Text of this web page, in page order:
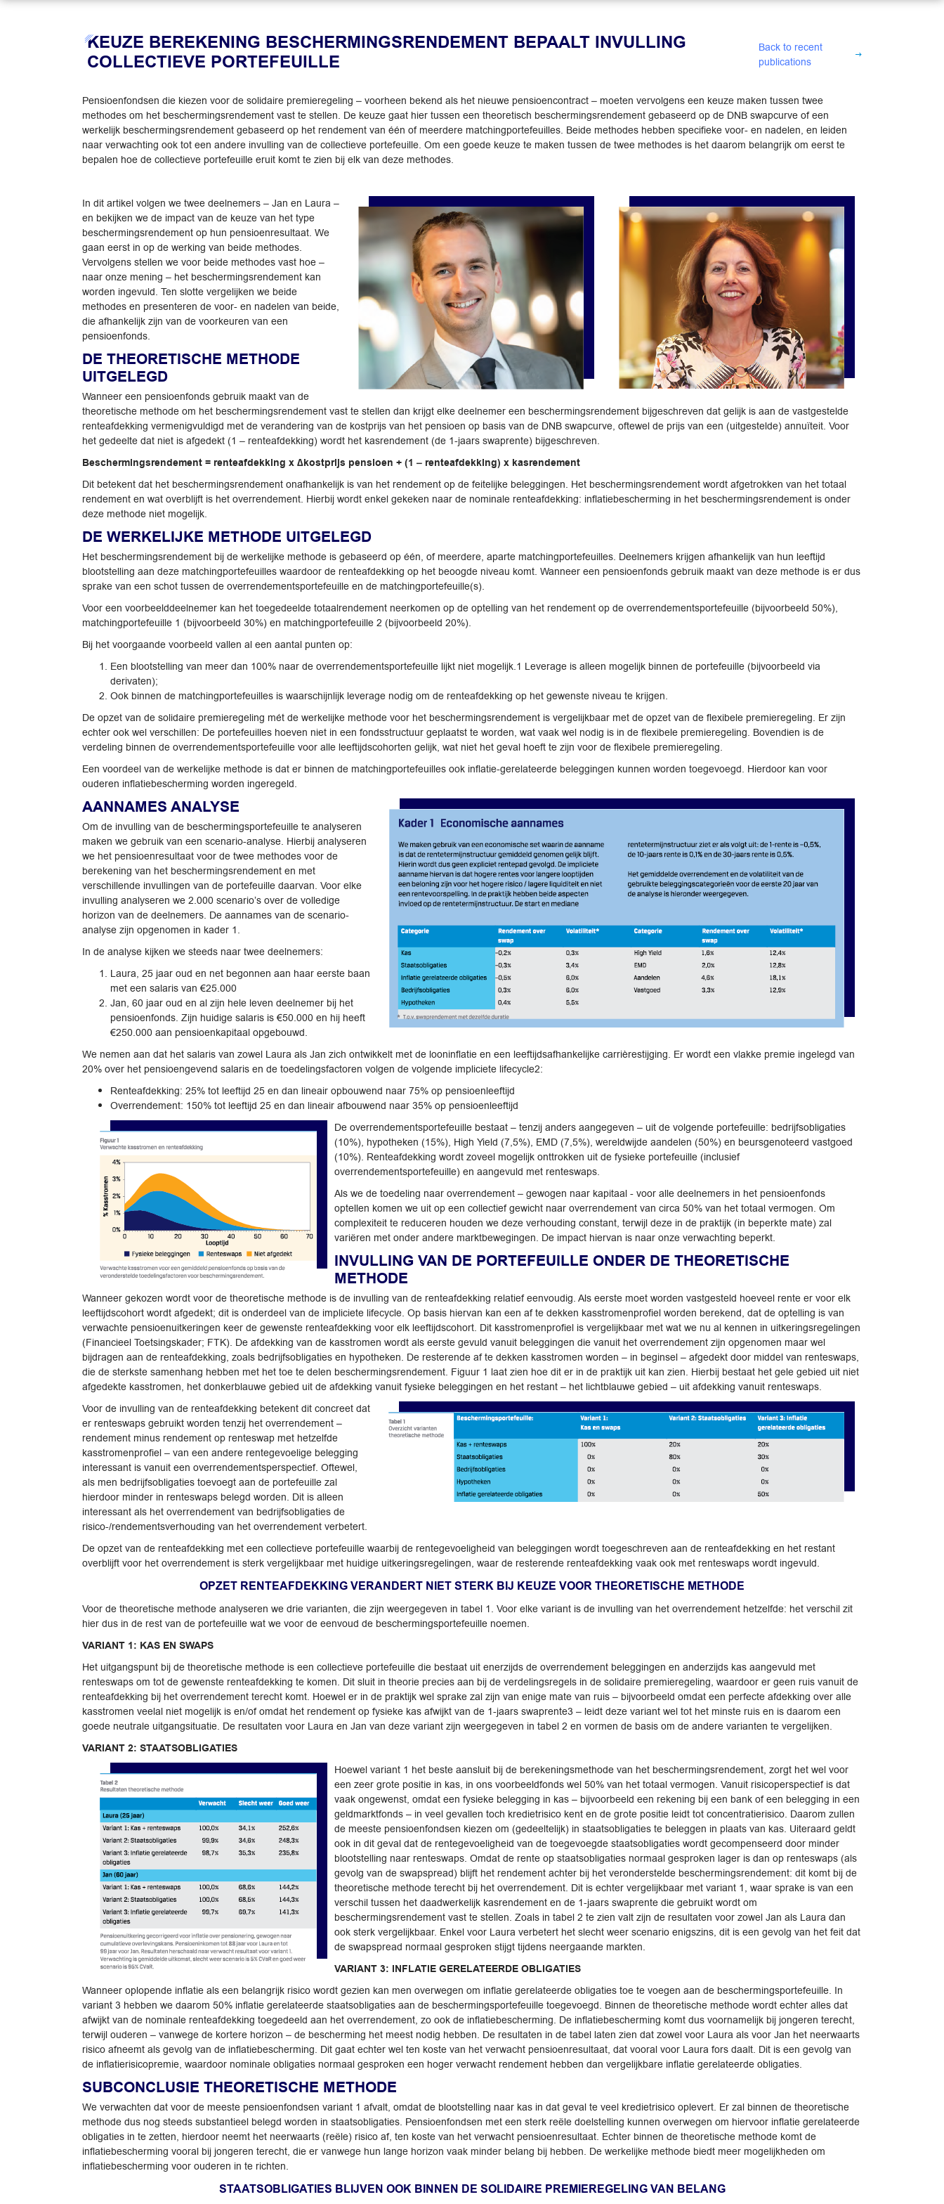
KEUZE BEREKENING BESCHERMINGSRENDEMENT BEPAALT INVULLING
COLLECTIEVE PORTEFEUILLE
Back to recent
publications
Pensioenfondsen die kiezen voor de solidaire premieregeling – voorheen bekend als het nieuwe pensioencontract – moeten vervolgens een keuze maken tussen twee
methodes om het beschermingsrendement vast te stellen. De keuze gaat hier tussen een theoretisch beschermingsrendement gebaseerd op de DNB swapcurve of een
werkelijk beschermingsrendement gebaseerd op het rendement van één of meerdere matchingportefeuilles. Beide methodes hebben specifieke voor- en nadelen, en leiden
naar verwachting ook tot een andere invulling van de collectieve portefeuille. Om een goede keuze te maken tussen de twee methodes is het daarom belangrijk om eerst te
bepalen hoe de collectieve portefeuille eruit komt te zien bij elk van deze methodes.
In dit artikel volgen we twee deelnemers – Jan en Laura –
en bekijken we de impact van de keuze van het type
beschermingsrendement op hun pensioenresultaat. We
gaan eerst in op de werking van beide methodes.
Vervolgens stellen we voor beide methodes vast hoe –
naar onze mening – het beschermingsrendement kan
worden ingevuld. Ten slotte vergelijken we beide
methodes en presenteren de voor- en nadelen van beide,
die afhankelijk zijn van de voorkeuren van een
pensioenfonds.
DE THEORETISCHE METHODE
UITGELEGD
Wanneer een pensioenfonds gebruik maakt van de
theoretische methode om het beschermingsrendement vast te stellen dan krijgt elke deelnemer een beschermingsrendement bijgeschreven dat gelijk is aan de vastgestelde
renteafdekking vermenigvuldigd met de verandering van de kostprijs van het pensioen op basis van de DNB swapcurve, oftewel de prijs van een (uitgestelde) annuïteit. Voor
het gedeelte dat niet is afgedekt (1 – renteafdekking) wordt het kasrendement (de 1-jaars swaprente) bijgeschreven.
Beschermingsrendement = renteafdekking x ∆kostprijs pensioen + (1 – renteafdekking) x kasrendement
Dit betekent dat het beschermingsrendement onafhankelijk is van het rendement op de feitelijke beleggingen. Het beschermingsrendement wordt afgetrokken van het totaal
rendement en wat overblijft is het overrendement. Hierbij wordt enkel gekeken naar de nominale renteafdekking: inflatiebescherming in het beschermingsrendement is onder
deze methode niet mogelijk.
DE WERKELIJKE METHODE UITGELEGD
Het beschermingsrendement bij de werkelijke methode is gebaseerd op één, of meerdere, aparte matchingportefeuilles. Deelnemers krijgen afhankelijk van hun leeftijd
blootstelling aan deze matchingportefeuilles waardoor de renteafdekking op het beoogde niveau komt. Wanneer een pensioenfonds gebruik maakt van deze methode is er dus
sprake van een schot tussen de overrendementsportefeuille en de matchingportefeuille(s).
Voor een voorbeelddeelnemer kan het toegedeelde totaalrendement neerkomen op de optelling van het rendement op de overrendementsportefeuille (bijvoorbeeld 50%),
matchingportefeuille 1 (bijvoorbeeld 30%) en matchingportefeuille 2 (bijvoorbeeld 20%).
Bij het voorgaande voorbeeld vallen al een aantal punten op:
Een blootstelling van meer dan 100% naar de overrendementsportefeuille lijkt niet mogelijk.1 Leverage is alleen mogelijk binnen de portefeuille (bijvoorbeeld via
derivaten);
Ook binnen de matchingportefeuilles is waarschijnlijk leverage nodig om de renteafdekking op het gewenste niveau te krijgen.
De opzet van de solidaire premieregeling mét de werkelijke methode voor het beschermingsrendement is vergelijkbaar met de opzet van de flexibele premieregeling. Er zijn
echter ook wel verschillen: De portefeuilles hoeven niet in een fondsstructuur geplaatst te worden, wat vaak wel nodig is in de flexibele premieregeling. Bovendien is de
verdeling binnen de overrendementsportefeuille voor alle leeftijdscohorten gelijk, wat niet het geval hoeft te zijn voor de flexibele premieregeling.
Een voordeel van de werkelijke methode is dat er binnen de matchingportefeuilles ook inflatie-gerelateerde beleggingen kunnen worden toegevoegd. Hierdoor kan voor
ouderen inflatiebescherming worden ingeregeld.
AANNAMES ANALYSE
Om de invulling van de beschermingsportefeuille te analyseren
maken we gebruik van een scenario-analyse. Hierbij analyseren
we het pensioenresultaat voor de twee methodes voor de
berekening van het beschermingsrendement en met
verschillende invullingen van de portefeuille daarvan. Voor elke
invulling analyseren we 2.000 scenario’s over de volledige
horizon van de deelnemers. De aannames van de scenario-
analyse zijn opgenomen in kader 1.
In de analyse kijken we steeds naar twee deelnemers:
Laura, 25 jaar oud en net begonnen aan haar eerste baan
met een salaris van €25.000
Jan, 60 jaar oud en al zijn hele leven deelnemer bij het
pensioenfonds. Zijn huidige salaris is €50.000 en hij heeft
€250.000 aan pensioenkapitaal opgebouwd.
We nemen aan dat het salaris van zowel Laura als Jan zich ontwikkelt met de looninflatie en een leeftijdsafhankelijke carrièrestijging. Er wordt een vlakke premie ingelegd van
20% over het pensioengevend salaris en de toedelingsfactoren volgen de volgende impliciete lifecycle2:
Renteafdekking: 25% tot leeftijd 25 en dan lineair opbouwend naar 75% op pensioenleeftijd
Overrendement: 150% tot leeftijd 25 en dan lineair afbouwend naar 35% op pensioenleeftijd
De overrendementsportefeuille bestaat – tenzij anders aangegeven – uit de volgende portefeuille: bedrijfsobligaties
(10%), hypotheken (15%), High Yield (7,5%), EMD (7,5%), wereldwijde aandelen (50%) en beursgenoteerd vastgoed
(10%). Renteafdekking wordt zoveel mogelijk onttrokken uit de fysieke portefeuille (inclusief
overrendementsportefeuille) en aangevuld met renteswaps.
Als we de toedeling naar overrendement – gewogen naar kapitaal - voor alle deelnemers in het pensioenfonds
optellen komen we uit op een collectief gewicht naar overrendement van circa 50% van het totaal vermogen. Om
complexiteit te reduceren houden we deze verhouding constant, terwijl deze in de praktijk (in beperkte mate) zal
variëren met onder andere marktbewegingen. De impact hiervan is naar onze verwachting beperkt.
INVULLING VAN DE PORTEFEUILLE ONDER DE THEORETISCHE
METHODE
Wanneer gekozen wordt voor de theoretische methode is de invulling van de renteafdekking relatief eenvoudig. Als eerste moet worden vastgesteld hoeveel rente er voor elk
leeftijdscohort wordt afgedekt; dit is onderdeel van de impliciete lifecycle. Op basis hiervan kan een af te dekken kasstromenprofiel worden berekend, dat de optelling is van
verwachte pensioenuitkeringen keer de gewenste renteafdekking voor elk leeftijdscohort. Dit kasstromenprofiel is vergelijkbaar met wat we nu al kennen in uitkeringsregelingen
(Financieel Toetsingskader; FTK). De afdekking van de kasstromen wordt als eerste gevuld vanuit beleggingen die vanuit het overrendement zijn opgenomen maar wel
bijdragen aan de renteafdekking, zoals bedrijfsobligaties en hypotheken. De resterende af te dekken kasstromen worden – in beginsel – afgedekt door middel van renteswaps,
die de sterkste samenhang hebben met het toe te delen beschermingsrendement. Figuur 1 laat zien hoe dit er in de praktijk uit kan zien. Hierbij bestaat het gele gebied uit niet
afgedekte kasstromen, het donkerblauwe gebied uit de afdekking vanuit fysieke beleggingen en het restant – het lichtblauwe gebied – uit afdekking vanuit renteswaps.
Voor de invulling van de renteafdekking betekent dit concreet dat
er renteswaps gebruikt worden tenzij het overrendement –
rendement minus rendement op renteswap met hetzelfde
kasstromenprofiel – van een andere rentegevoelige belegging
interessant is vanuit een overrendementsperspectief. Oftewel,
als men bedrijfsobligaties toevoegt aan de portefeuille zal
hierdoor minder in renteswaps belegd worden. Dit is alleen
interessant als het overrendement van bedrijfsobligaties de
risico-/rendementsverhouding van het overrendement verbetert.
De opzet van de renteafdekking met een collectieve portefeuille waarbij de rentegevoeligheid van beleggingen wordt toegeschreven aan de renteafdekking en het restant
overblijft voor het overrendement is sterk vergelijkbaar met huidige uitkeringsregelingen, waar de resterende renteafdekking vaak ook met renteswaps wordt ingevuld.
OPZET RENTEAFDEKKING VERANDERT NIET STERK BIJ KEUZE VOOR THEORETISCHE METHODE
Voor de theoretische methode analyseren we drie varianten, die zijn weergegeven in tabel 1. Voor elke variant is de invulling van het overrendement hetzelfde: het verschil zit
hier dus in de rest van de portefeuille wat we voor de eenvoud de beschermingsportefeuille noemen.
VARIANT 1: KAS EN SWAPS
Het uitgangspunt bij de theoretische methode is een collectieve portefeuille die bestaat uit enerzijds de overrendement beleggingen en anderzijds kas aangevuld met
renteswaps om tot de gewenste renteafdekking te komen. Dit sluit in theorie precies aan bij de verdelingsregels in de solidaire premieregeling, waardoor er geen ruis vanuit de
renteafdekking bij het overrendement terecht komt. Hoewel er in de praktijk wel sprake zal zijn van enige mate van ruis – bijvoorbeeld omdat een perfecte afdekking over alle
kasstromen veelal niet mogelijk is en/of omdat het rendement op fysieke kas afwijkt van de 1-jaars swaprente3 – leidt deze variant wel tot het minste ruis en is daarom een
goede neutrale uitgangsituatie. De resultaten voor Laura en Jan van deze variant zijn weergegeven in tabel 2 en vormen de basis om de andere varianten te vergelijken.
VARIANT 2: STAATSOBLIGATIES
Hoewel variant 1 het beste aansluit bij de berekeningsmethode van het beschermingsrendement, zorgt het wel voor
een zeer grote positie in kas, in ons voorbeeldfonds wel 50% van het totaal vermogen. Vanuit risicoperspectief is dat
vaak ongewenst, omdat een fysieke belegging in kas – bijvoorbeeld een rekening bij een bank of een belegging in een
geldmarktfonds – in veel gevallen toch kredietrisico kent en de grote positie leidt tot concentratierisico. Daarom zullen
de meeste pensioenfondsen kiezen om (gedeeltelijk) in staatsobligaties te beleggen in plaats van kas. Uiteraard geldt
ook in dit geval dat de rentegevoeligheid van de toegevoegde staatsobligaties wordt gecompenseerd door minder
blootstelling naar renteswaps. Omdat de rente op staatsobligaties normaal gesproken lager is dan op renteswaps (als
gevolg van de swapspread) blijft het rendement achter bij het veronderstelde beschermingsrendement: dit komt bij de
theoretische methode terecht bij het overrendement. Dit is echter vergelijkbaar met variant 1, waar sprake is van een
verschil tussen het daadwerkelijk kasrendement en de 1-jaars swaprente die gebruikt wordt om
beschermingsrendement vast te stellen. Zoals in tabel 2 te zien valt zijn de resultaten voor zowel Jan als Laura dan
ook sterk vergelijkbaar. Enkel voor Laura verbetert het slecht weer scenario enigszins, dit is een gevolg van het feit dat
de swapspread normaal gesproken stijgt tijdens neergaande markten.
VARIANT 3: INFLATIE GERELATEERDE OBLIGATIES
Wanneer oplopende inflatie als een belangrijk risico wordt gezien kan men overwegen om inflatie gerelateerde obligaties toe te voegen aan de beschermingsportefeuille. In
variant 3 hebben we daarom 50% inflatie gerelateerde staatsobligaties aan de beschermingsportefeuille toegevoegd. Binnen de theoretische methode wordt echter alles dat
afwijkt van de nominale renteafdekking toegedeeld aan het overrendement, zo ook de inflatiebescherming. De inflatiebescherming komt dus voornamelijk bij jongeren terecht,
terwijl ouderen – vanwege de kortere horizon – de bescherming het meest nodig hebben. De resultaten in de tabel laten zien dat zowel voor Laura als voor Jan het neerwaarts
risico afneemt als gevolg van de inflatiebescherming. Dit gaat echter wel ten koste van het verwacht pensioenresultaat, dat vooral voor Laura fors daalt. Dit is een gevolg van
de inflatierisicopremie, waardoor nominale obligaties normaal gesproken een hoger verwacht rendement hebben dan vergelijkbare inflatie gerelateerde obligaties.
SUBCONCLUSIE THEORETISCHE METHODE
We verwachten dat voor de meeste pensioenfondsen variant 1 afvalt, omdat de blootstelling naar kas in dat geval te veel kredietrisico oplevert. Er zal binnen de theoretische
methode dus nog steeds substantieel belegd worden in staatsobligaties. Pensioenfondsen met een sterk reële doelstelling kunnen overwegen om hiervoor inflatie gerelateerde
obligaties in te zetten, hierdoor neemt het neerwaarts (reële) risico af, ten koste van het verwacht pensioenresultaat. Echter binnen de theoretische methode komt de
inflatiebescherming vooral bij jongeren terecht, die er vanwege hun lange horizon vaak minder belang bij hebben. De werkelijke methode biedt meer mogelijkheden om
inflatiebescherming voor ouderen in te richten.
STAATSOBLIGATIES BLIJVEN OOK BINNEN DE SOLIDAIRE PREMIEREGELING VAN BELANG